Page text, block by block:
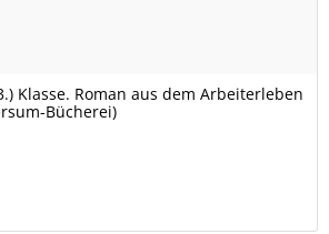
Klasse. Roman aus dem Arbeiterleben
Bücherei)